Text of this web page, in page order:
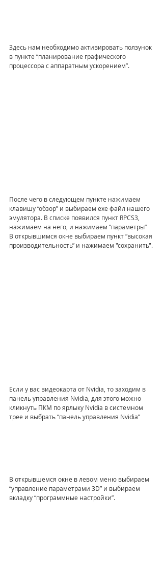
Здесь нам необходимо активировать ползунок
в пункте “планирование графического
процессора с аппаратным ускорением”.
После чего в следующем пункте нажимаем
клавишу “обзор” и выбираем exe файл нашего
эмулятора. В списке появился пункт RPCS3,
нажимаем на него, и нажимаем “параметры”
В открывшимся окне выбираем пункт “высокая
производительность” и нажимаем "сохранить".
Если у вас видеокарта от Nvidia, то заходим в
панель управления Nvidia, для этого можно
кликнуть ПКМ по ярлыку Nvidia в системном
трее и выбрать “панель управления Nvidia”
В открывшемся окне в левом меню выбираем
“управление параметрами 3D” и выбираем
вкладку “программные настройки”.